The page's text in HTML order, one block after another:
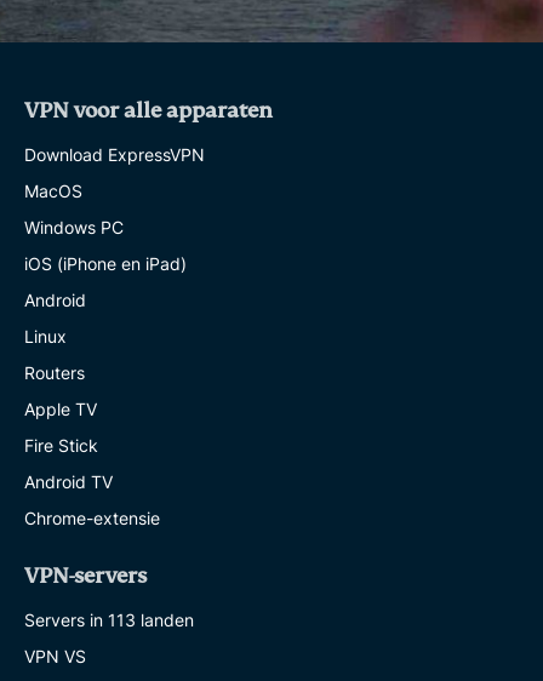
VPN voor alle apparaten
Download ExpressVPN
MacOS
Windows PC
iOS (iPhone en iPad)
Android
Linux
Routers
Apple TV
Fire Stick
Android TV
Chrome-extensie
VPN-servers
Servers in 113 landen
VPN VS